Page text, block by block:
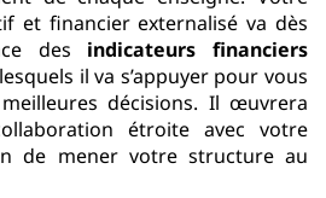
et financier externalisé va dès
des indicateurs financiers
il va s’appuyer pour vous
décisions. Il œuvrera
étroite avec votre
de mener votre structure au